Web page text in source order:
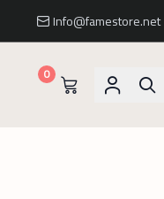
Info@famestore.net
0